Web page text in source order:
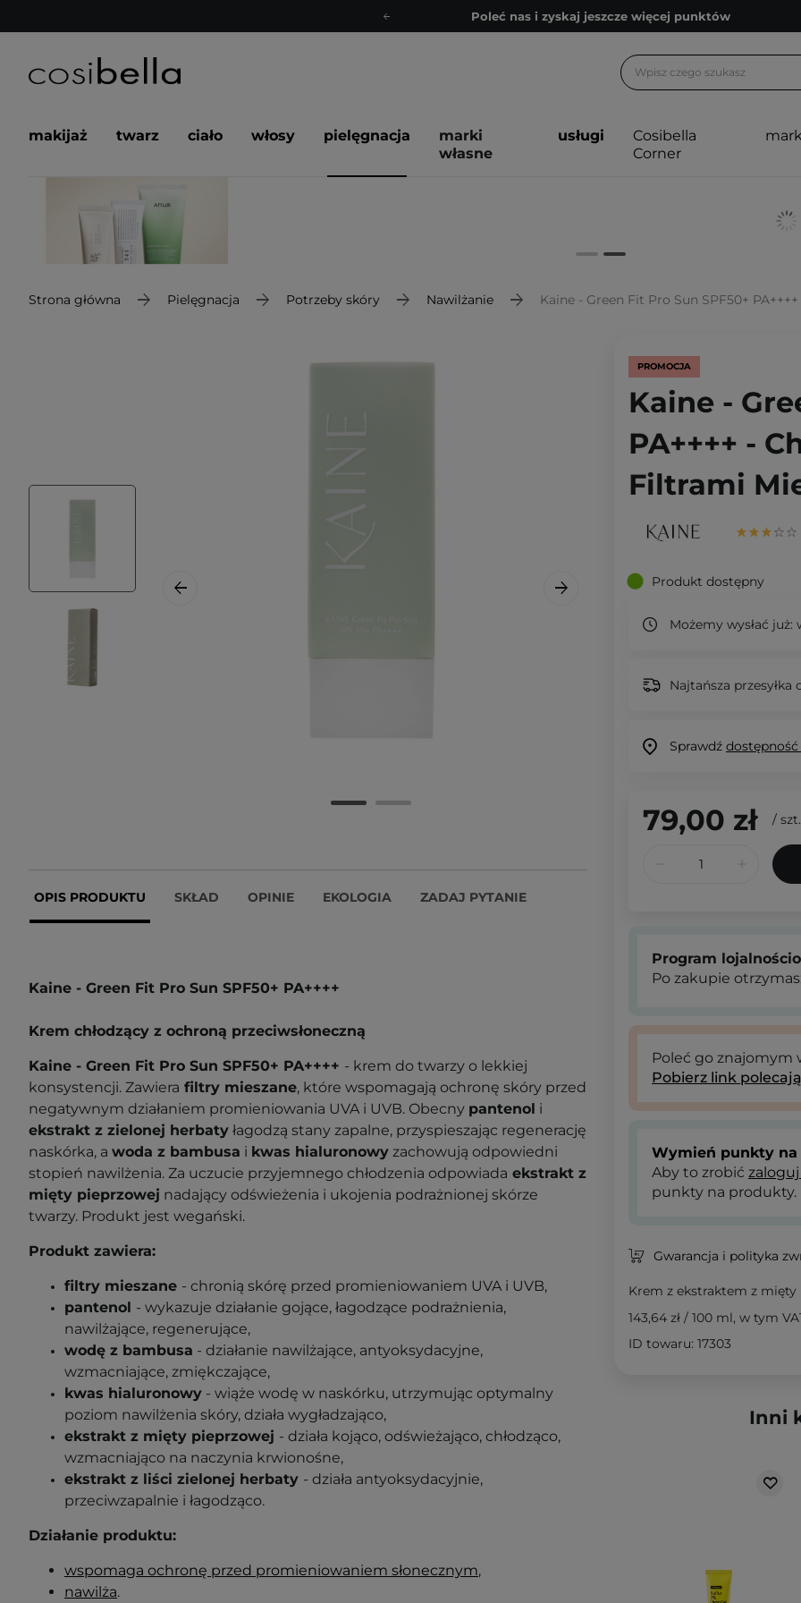
Poleć nas i zyskaj jeszcze więcej punktów
Bezpłatne konsultacje kosmetologiczne
Poleć nas i zyskaj jeszcze więcej punktów
makijaż twarz ciało włosy pielęgnacja
marki
własne
usługi
Cosibella
Corner
Strona główna Pielęgnacja Potrzeby skóry Nawilżanie Kaine - Green Fit Pro Sun SPF50+
OPIS PRODUKTU SKŁAD OPINIE EKOLOGIA ZADAJ PYTANIE
Kaine - Green Fit Pro Sun SPF50+ PA++++
Krem chłodzący z ochroną przeciwsłoneczną
Kaine - Green Fit Pro Sun SPF50+ PA++++ - krem do twarzy o lekkiej
konsystencji. Zawiera filtry mieszane, które wspomagają ochronę skóry przed
negatywnym działaniem promieniowania UVA i UVB. Obecny pantenol i
ekstrakt z zielonej herbaty łagodzą stany zapalne, przyspieszając regenerację
naskórka, a woda z bambusa i kwas hialuronowy zachowują odpowiedni
stopień nawilżenia. Za uczucie przyjemnego chłodzenia odpowiada ekstrakt z
mięty pieprzowej nadający odświeżenia i ukojenia podrażnionej skórze
twarzy. Produkt jest wegański.
Produkt zawiera:
filtry mieszane - chronią skórę przed promieniowaniem UVA i UVB,
pantenol - wykazuje działanie gojące, łagodzące podrażnienia,
nawilżające, regenerujące,
wodę z bambusa - działanie nawilżające, antyoksydacyjne,
wzmacniające, zmiękczające,
kwas hialuronowy - wiąże wodę w naskórku, utrzymując optymalny
poziom nawilżenia skóry, działa wygładzająco,
ekstrakt z mięty pieprzowej - działa kojąco, odświeżająco, chłodząco,
wzmacniająco na naczynia krwionośne,
ekstrakt z liści zielonej herbaty - działa antyoksydacyjnie,
przeciwzapalnie i łagodząco.
Działanie produktu:
wspomaga ochronę przed promieniowaniem słonecznym,
nawilża.
PROMOCJA
Kaine -
PA++++ -
Filtrami
Produkt dostępny
Możemy wysłać już:
Najtańsza przesyłka
Sprawdź
79,00 zł / szt.
Program
Po zakupie
Poleć go znajomym
Pobierz link
Wymień punkty na
Aby to zrobić
punkty na produkty.
Gwarancja i polityka
Krem z ekstraktem z
143,64 zł / 100 ml, w tym
ID towaru: 17303
Inni